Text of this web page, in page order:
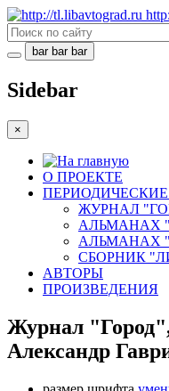
bar bar bar
Sidebar
×
О ПРОЕКТЕ
ЖУРНАЛ
АЛЬМАНАХ
АЛЬМАНАХ
СБОРНИК
АВТОРЫ
ПРОИЗВЕДЕНИЯ
Журнал
Александр